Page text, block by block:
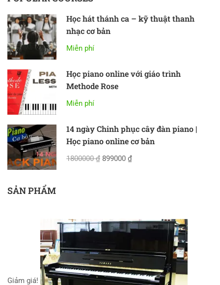
Học hát thánh ca – kỹ thuật thanh
nhạc cơ bản
Miễn phí
Học piano online với giáo trình
Methode Rose
Miễn phí
14 ngày Chinh phục cây đàn piano |
Học piano online cơ bản
1800000 ₫ 899000 ₫
SẢN PHẨM
Giảm giá!